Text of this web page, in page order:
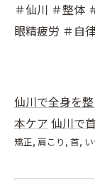
＃仙川 ＃整体
眼精疲労 ＃自
仙川で全身を
本ケア 仙川で
矯正 肩こり 首